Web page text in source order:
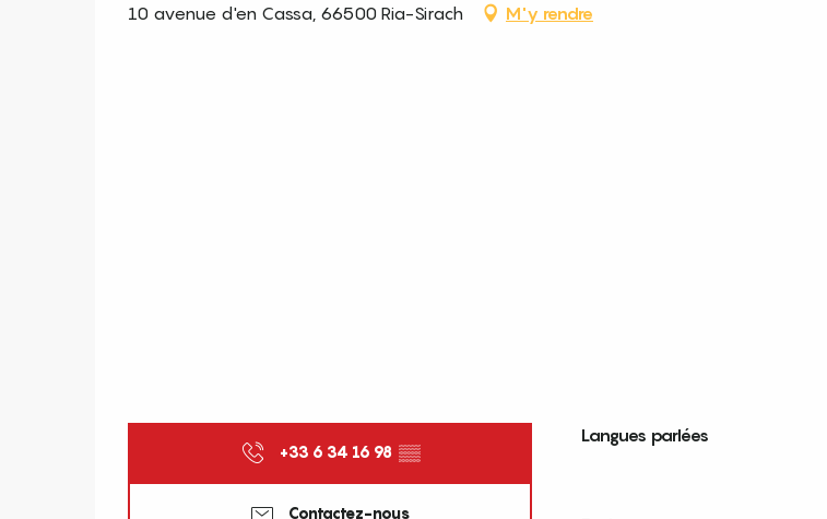
10 avenue d'en Cassa, 66500 Ria-Sirach M'y rendre
+33 6 34 16 98 ▒▒
Contactez-nous
Langues parlées
Langues parlées